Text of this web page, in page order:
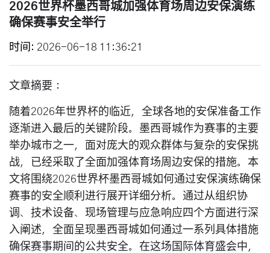
2026世界杯墨西哥城加强体育场周边安保演练
确保赛事安全举行
时间 2026-06-18 11:36:21
文章摘要：
随着2026年世界杯的临近，全球各地的安保准备工作
逐渐进入最后的关键阶段。墨西哥城作为赛事的主要
举办城市之一，面对庞大的观众群体与复杂的安保挑
战，已经采取了全面加强体育场周边安保的措施。本
文将围绕2026世界杯墨西哥城如何通过安保演练确保
赛事的安全顺利进行展开详细分析。通过从组织协
调、技术设备、现场管理与应急响应四个方面进行深
入阐述，全面呈现墨西哥城如何通过一系列具体措施
确保赛事期间的公共安全。在这场国际体育盛会中，